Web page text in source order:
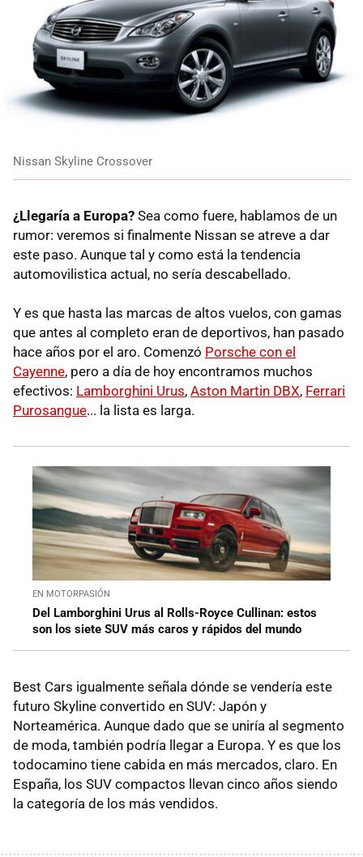
Nissan Skyline Crossover
¿Llegaría a Europa? Sea como fuere, hablamos de un
rumor: veremos si finalmente Nissan se atreve a dar
este paso. Aunque tal y como está la tendencia
automovilistica actual, no sería descabellado.
Y es que hasta las marcas de altos vuelos, con gamas
que antes al completo eran de deportivos, han pasado
hace años por el aro. Comenzó Porsche con el
Cayenne, pero a día de hoy encontramos muchos
efectivos: Lamborghini Urus, Aston Martin DBX, Ferrari
Purosangue... la lista es larga.
EN MOTORPASIÓN
Del Lamborghini Urus al Rolls-Royce Cullinan: estos
son los siete SUV más caros y rápidos del mundo
Best Cars igualmente señala dónde se vendería este
futuro Skyline convertido en SUV: Japón y
Norteamérica. Aunque dado que se uniría al segmento
de moda, también podría llegar a Europa. Y es que los
todocamino tiene cabida en más mercados, claro. En
España, los SUV compactos llevan cinco años siendo
la categoría de los más vendidos.